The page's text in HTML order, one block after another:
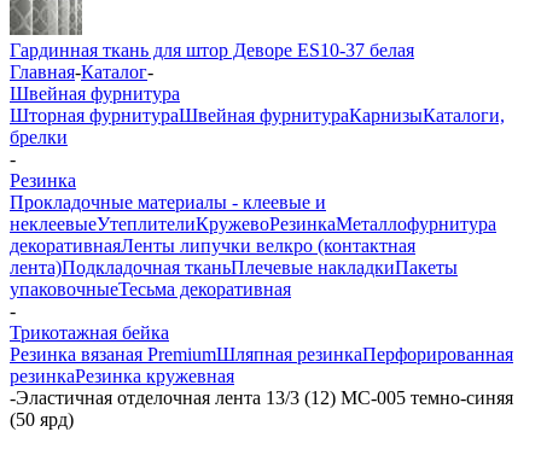
Гардинная ткань для штор Деворе ES10-37 белая
Главная-Каталог-
Швейная фурнитура
Шторная фурнитураШвейная фурнитураКарнизыКаталоги,
брелки
-
Резинка
Прокладочные материалы - клеевые и
неклеевыеУтеплителиКружевоРезинкаМеталлофурнитура
декоративнаяЛенты липучки велкро (контактная
лента)Подкладочная тканьПлечевые накладкиПакеты
упаковочныеТесьма декоративная
-
Трикотажная бейка
Резинка вязаная PremiumШляпная резинкаПерфорированная
резинкаРезинка кружевная
-Эластичная отделочная лента 13/3 (12) MC-005 темно-синяя
(50 ярд)